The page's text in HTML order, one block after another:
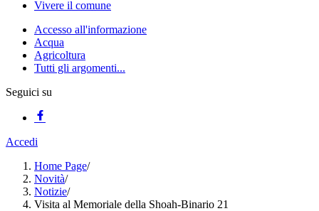
Vivere il comune
Accesso all'informazione
Acqua
Agricoltura
Tutti gli argomenti...
Seguici su
Accedi
Home Page/
Novità/
Notizie/
Visita al Memoriale della Shoah-Binario 21